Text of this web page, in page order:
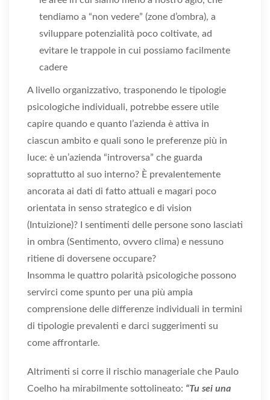
tendiamo a “non vedere” (zone d’ombra), a
sviluppare potenzialità poco coltivate, ad
evitare le trappole in cui possiamo facilmente
cadere
A livello organizzativo, trasponendo le tipologie
psicologiche individuali, potrebbe essere utile
capire quando e quanto l’azienda è attiva in
ciascun ambito e quali sono le preferenze più in
luce: è un’azienda “introversa” che guarda
soprattutto al suo interno? È prevalentemente
ancorata ai dati di fatto attuali e magari poco
orientata in senso strategico e di vision
(Intuizione)? I sentimenti delle persone sono lasciati
in ombra (Sentimento, ovvero clima) e nessuno
ritiene di doversene occupare?
Insomma le quattro polarità psicologiche possono
servirci come spunto per una più ampia
comprensione delle differenze individuali in termini
di tipologie prevalenti e darci suggerimenti su
come affrontarle.
Altrimenti si corre il rischio manageriale che Paulo
Coelho ha mirabilmente sottolineato: “Tu sei una